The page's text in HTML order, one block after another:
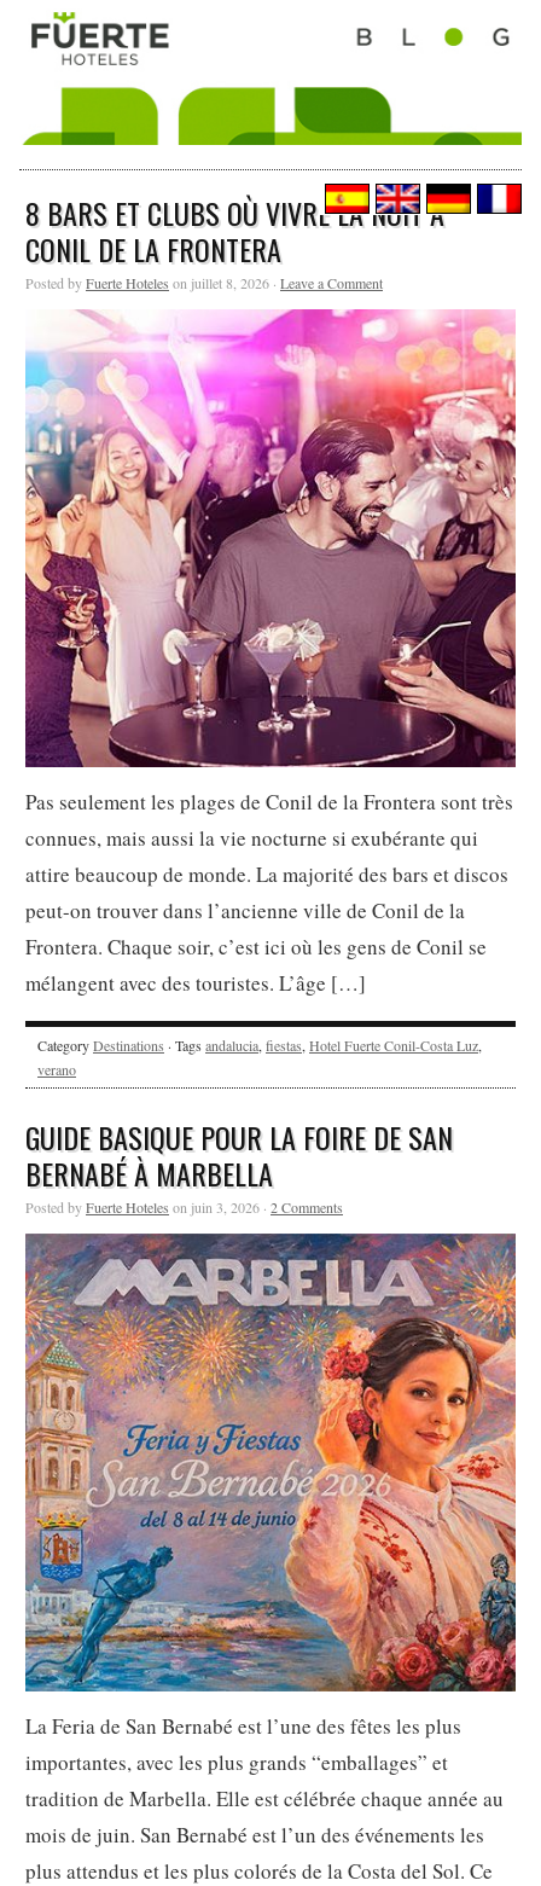
8 BARS ET CLUBS OÙ VIVRE LA NUIT À
CONIL DE LA FRONTERA
Posted byFuerte Hoteles on juillet 8, 2026 · Leave a Comment
Pas seulement les plages de Conil de la Frontera sont très
connues, mais aussi la vie nocturne si exubérante qui
attire beaucoup de monde. La majorité des bars et discos
peut-on trouver dans l’ancienne ville de Conil de la
Frontera. Chaque soir, c’est ici où les gens de Conil se
mélangent avec des touristes. L’âge […]
CategoryDestinations · Tags andalucia, fiestas, Hotel Fuerte Conil-Costa Luz,
verano
GUIDE BASIQUE POUR LA FOIRE DE SAN
BERNABÉ À MARBELLA
Posted byFuerte Hoteles on juin 3, 2026 · 2 Comments
La Feria de San Bernabé est l’une des fêtes les plus
importantes, avec les plus grands “emballages” et
tradition de Marbella. Elle est célébrée chaque année au
mois de juin. San Bernabé est l’un des événements les
plus attendus et les plus colorés de la Costa del Sol. Ce